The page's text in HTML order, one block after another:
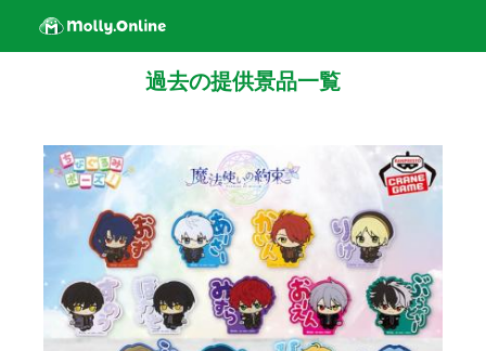
過去の提供景品一覧